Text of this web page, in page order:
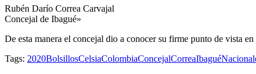
Rubén Darío Correa Carvajal
Concejal de Ibagué»
De esta manera el concejal dio a conocer su firme punto de vista
Tags: 2020BolsillosCelsiaColombiaConcejalCorreaIbagué